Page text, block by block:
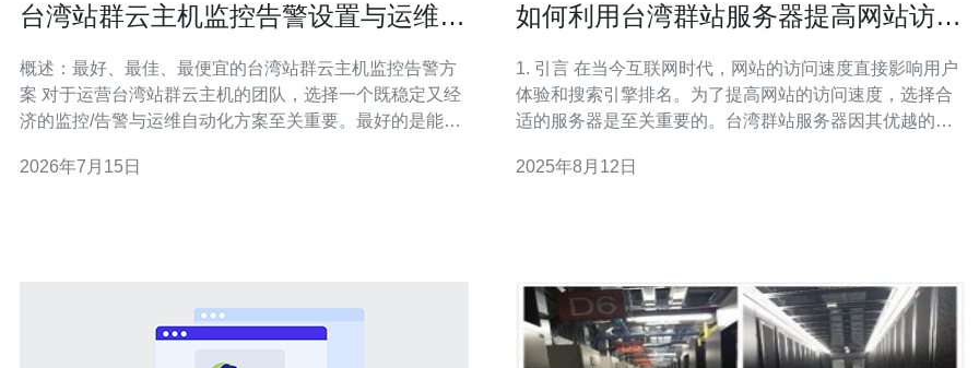
台湾站群云主机监控告警设置与运维自
概述：最好、最佳、最便宜的台湾站群云主机监控告警方
案 对于运营台湾站群云主机的团队，选择一个既稳定又经
济的监控/告警与运维自动化方案至关重要。最好的是能提
结合Prometheus+Alertmanager+Grafana并配合自动化修
2026年7月15日
如何利用台湾群站服务器提高网站访问
1. 引言 在当今互联网时代，网站的访问速度直接影响用户
体验和搜索引擎排名。为了提高网站的访问速度，选择合
适的服务器是至关重要的。台湾群站服务器因其优越的地
本文将探讨如何利用台湾群站服务器来提升网站的访问速
2025年8月12日